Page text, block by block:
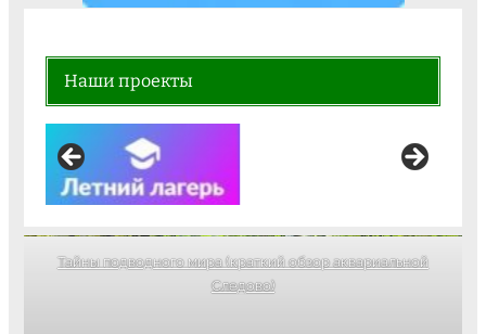
Наши проекты
Тайны подводного мира (краткий обзор аквариальной
Следово)